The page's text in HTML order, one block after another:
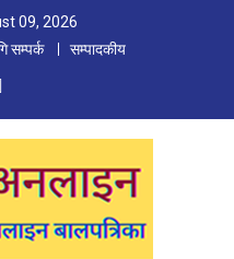
09, 2026
सम्पर्क सम्पादकीय